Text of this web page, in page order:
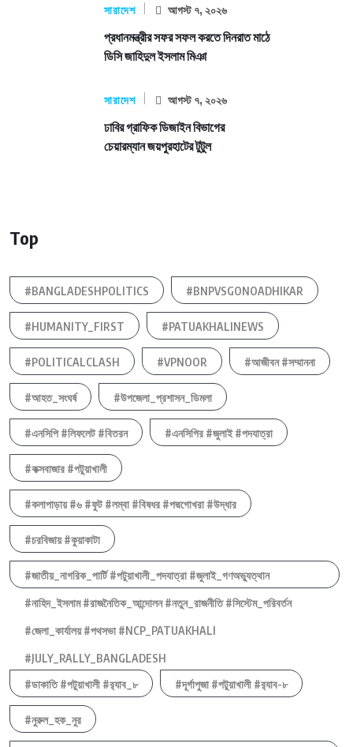
সারাদেশ আগস্ট ৭, ২০২৬
প্রধানমন্ত্রীর সফর সফল করতে দিনরাত মাঠে
ডিসি জাহিদুল ইসলাম মিঞা
সারাদেশ আগস্ট ৭, ২০২৬
ঢাবির গ্রাফিক ডিজাইন বিভাগের
চেয়ারম্যান জয়পুরহাটের টুটুল
Top
#BANGLADESHPOLITICS #BNPVSGONOADHIKAR
#HUMANITY_FIRST #PATUAKHALINEWS
#POLITICALCLASH #VPNOOR #আজীবন #সম্মাননা
#আহত_সংঘর্ষ #উপজেলা_প্রশাসন_ডিমলা
#এনসিপি #লিফলেট #বিতরন #এনসিপির #জুলাই #পদযাত্রা
#কক্সবাজার #পটুয়াখালী
#কলাপাড়ায় #৬ #ফুট #লম্বা #বিষধর #পদ্মগোখরা #উদ্ধার
#চরবিজায় #কুয়াকাটা
#জাতীয়_নাগরিক_পার্টি #পটুয়াখালী_পদযাত্রা #জুলাই_গণঅভ্যুত্থান
#নাহিদ_ইসলাম #রাজনৈতিক_আন্দোলন #নতুন_রাজনীতি #সিস্টেম_পরিবর্তন
#জেলা_কার্যালয় #পথসভা #NCP_PATUAKHALI
#JULY_RALLY_BANGLADESH
#ডাকাতি #পটুয়াখালী #র‍্যাব_৮
#দূর্গাপুজা #পটুয়াখালী #র‍্যাব-৮
#নুরুল_হক_নুর